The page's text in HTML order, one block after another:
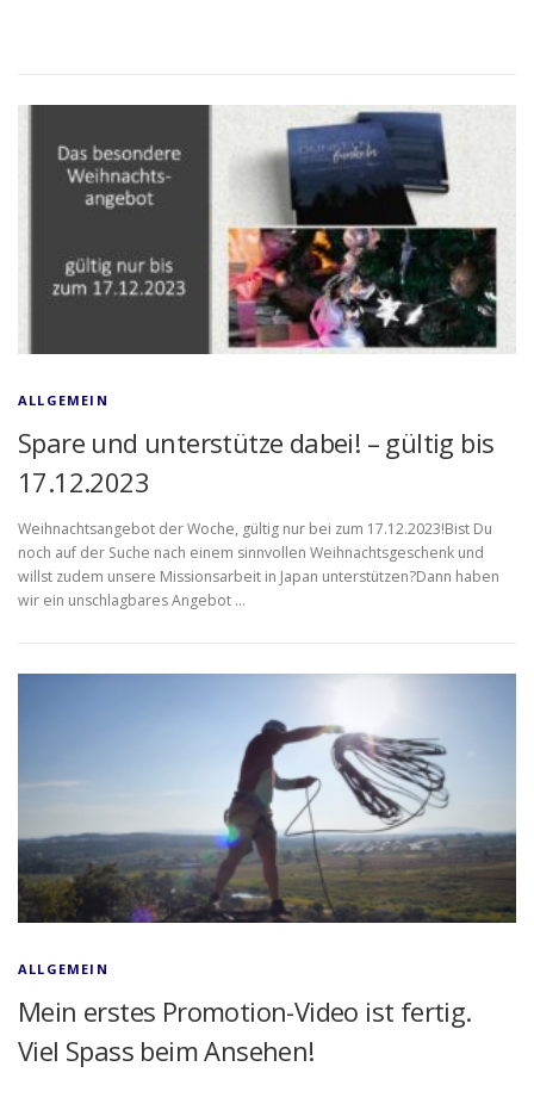
ALLGEMEIN
Spare und unterstütze dabei! – gültig bis
17.12.2023
Weihnachtsangebot der Woche, gültig nur bei zum 17.12.2023!Bist Du
noch auf der Suche nach einem sinnvollen Weihnachtsgeschenk und
willst zudem unsere Missionsarbeit in Japan unterstützen?Dann haben
wir ein unschlagbares Angebot …
ALLGEMEIN
Mein erstes Promotion-Video ist fertig.
Viel Spass beim Ansehen!